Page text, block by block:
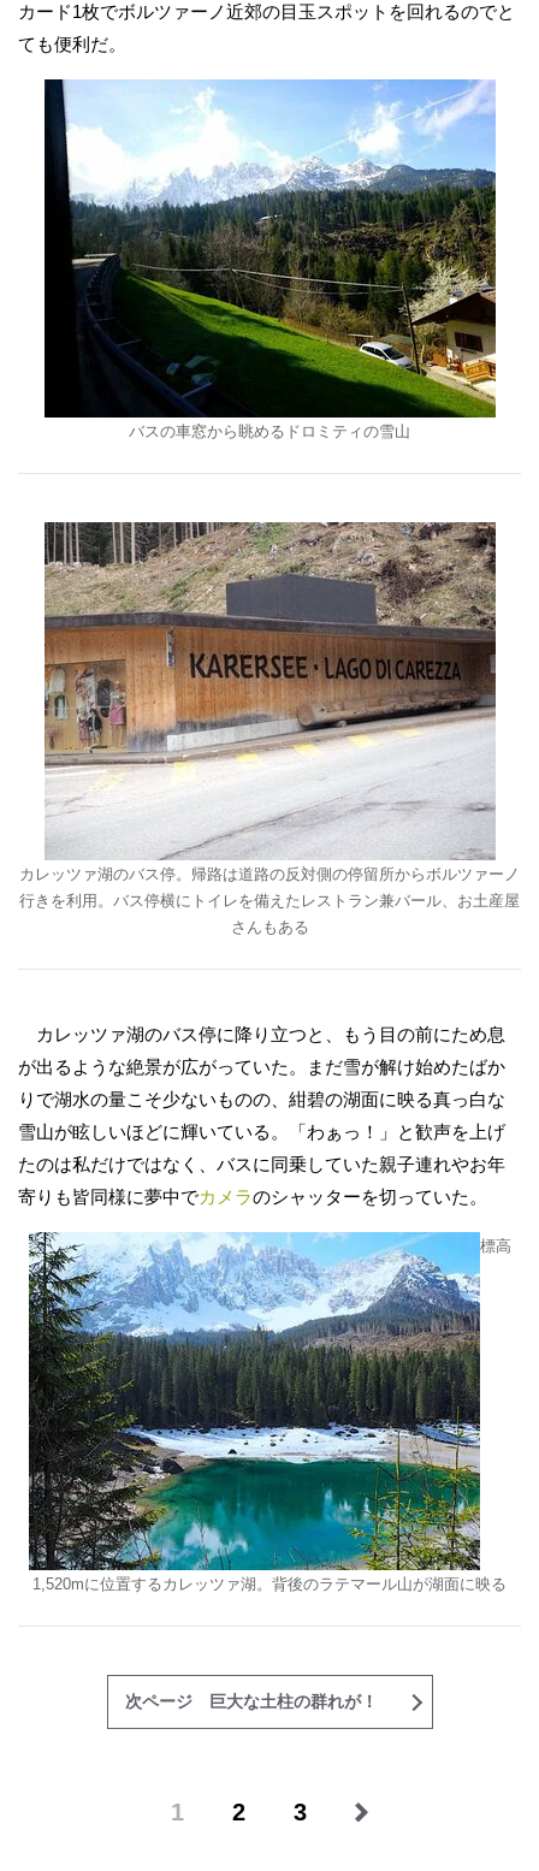
カード1枚でボルツァーノ近郊の目玉スポットを回れるのでと
ても便利だ。
バスの車窓から眺めるドロミティの雪山
カレッツァ湖のバス停。帰路は道路の反対側の停留所からボルツァーノ
行きを利用。バス停横にトイレを備えたレストラン兼バール、お土産屋
さんもある
カレッツァ湖のバス停に降り立つと、もう目の前にため息
が出るような絶景が広がっていた。まだ雪が解け始めたばか
りで湖水の量こそ少ないものの、紺碧の湖面に映る真っ白な
雪山が眩しいほどに輝いている。「わぁっ！」と歓声を上げ
たのは私だけではなく、バスに同乗していた親子連れやお年
寄りも皆同様に夢中でカメラのシャッターを切っていた。
標高
1,520mに位置するカレッツァ湖。背後のラテマール山が湖面に映る
次ページ 巨大な土柱の群れが！
1 2 3